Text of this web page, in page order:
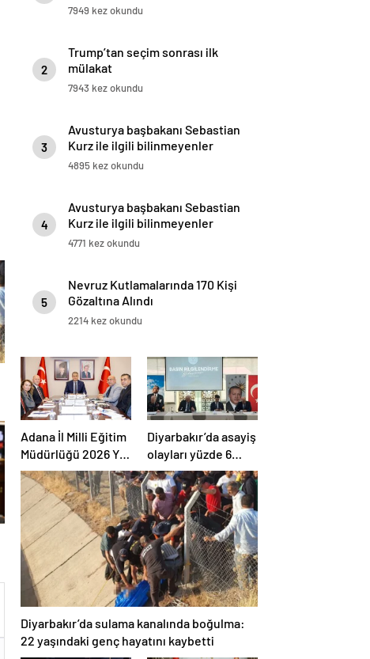
7949 kez okundu
2
Trump’tan seçim sonrası ilk
mülakat
7943 kez okundu
3
Avusturya başbakanı Sebastian
Kurz ile ilgili bilinmeyenler
4895 kez okundu
4
Avusturya başbakanı Sebastian
Kurz ile ilgili bilinmeyenler
4771 kez okundu
5
Nevruz Kutlamalarında 170 Kişi
Gözaltına Alındı
2214 kez okundu
Adana İl Milli Eğitim
Müdürlüğü 2026 Yılı
Yatırım Programı
değerlendirildi
Diyarbakır’da asayiş
olayları yüzde 6
azaldı, aydınlatma
oranı yüzde 98’e
yükseldi
Diyarbakır’da sulama kanalında boğulma:
22 yaşındaki genç hayatını kaybetti